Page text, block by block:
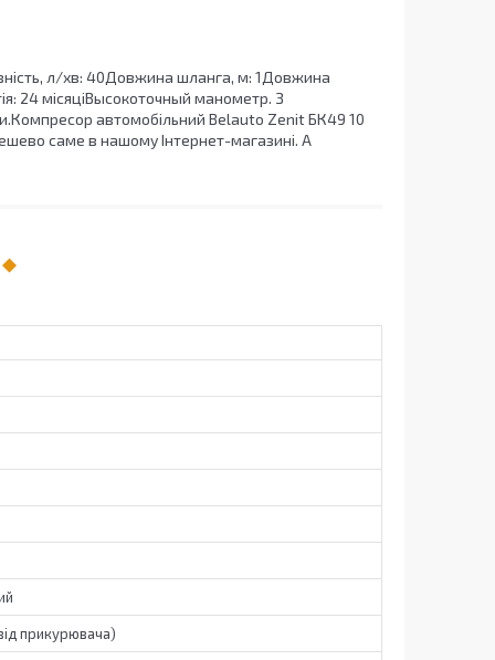
л/хв: 40Довжина шланга, м: 1Довжина
24 місяціВысокоточный манометр. З
автомобільний Belauto Zenit БК49 10
саме в нашому Інтернет-магазині. А
прикурювача)